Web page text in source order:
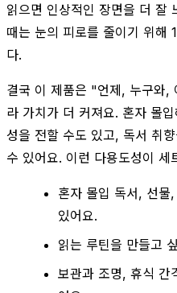
읽으면 인상적인 장면을 더 잘
때는 눈의 피로를 줄이기 위해
다.
결국 이 제품은 "언제, 누구와,
라 가치가 더 커져요. 혼자 몰
성을 전할 수도 있고, 독서 취
수 있어요. 이런 다용도성이 세
혼자 몰입 독서, 선물
있어요.
읽는 루틴을 만들고
보관과 조명, 휴식 간